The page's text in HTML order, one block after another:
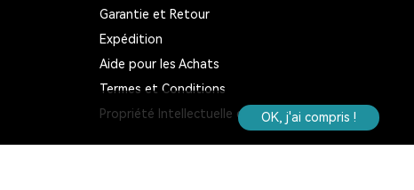
LE SIGNAL 2.4G EST UNIVERSEL
Garantie et Retour
Expédition
Aide pour les Achats
Termes et Conditions
Propriété Intellectuelle de RetekessOK, j'ai compris !